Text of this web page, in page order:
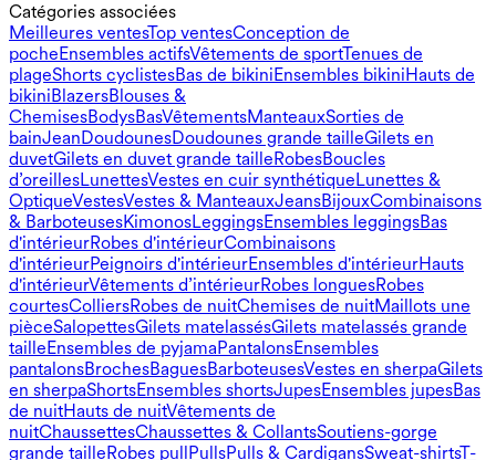
Catégories associées​​​​​​​​​​​​​​​​
Meilleures ventesTop ventesConception de
pocheEnsembles actifsVêtements de sportTenues de
plageShorts cyclistesBas de bikiniEnsembles bikiniHauts de
bikiniBlazersBlouses &
ChemisesBodysBasVêtementsManteauxSorties de
bainJeanDoudounesDoudounes grande tailleGilets en
duvetGilets en duvet grande tailleRobesBoucles
d’oreillesLunettesVestes en cuir synthétiqueLunettes &
OptiqueVestesVestes & ManteauxJeansBijouxCombinaisons
& BarboteusesKimonosLeggingsEnsembles leggingsBas
d'intérieurRobes d'intérieurCombinaisons
d'intérieurPeignoirs d'intérieurEnsembles d'intérieurHauts
d'intérieurVêtements d’intérieurRobes longuesRobes
courtesColliersRobes de nuitChemises de nuitMaillots une
pièceSalopettesGilets matelassésGilets matelassés grande
tailleEnsembles de pyjamaPantalonsEnsembles
pantalonsBrochesBaguesBarboteusesVestes en sherpaGilets
en sherpaShortsEnsembles shortsJupesEnsembles jupesBas
de nuitHauts de nuitVêtements de
nuitChaussettesChaussettes & CollantsSoutiens-gorge
grande tailleRobes pull PullsPulls & CardigansSweat-shirtsT-